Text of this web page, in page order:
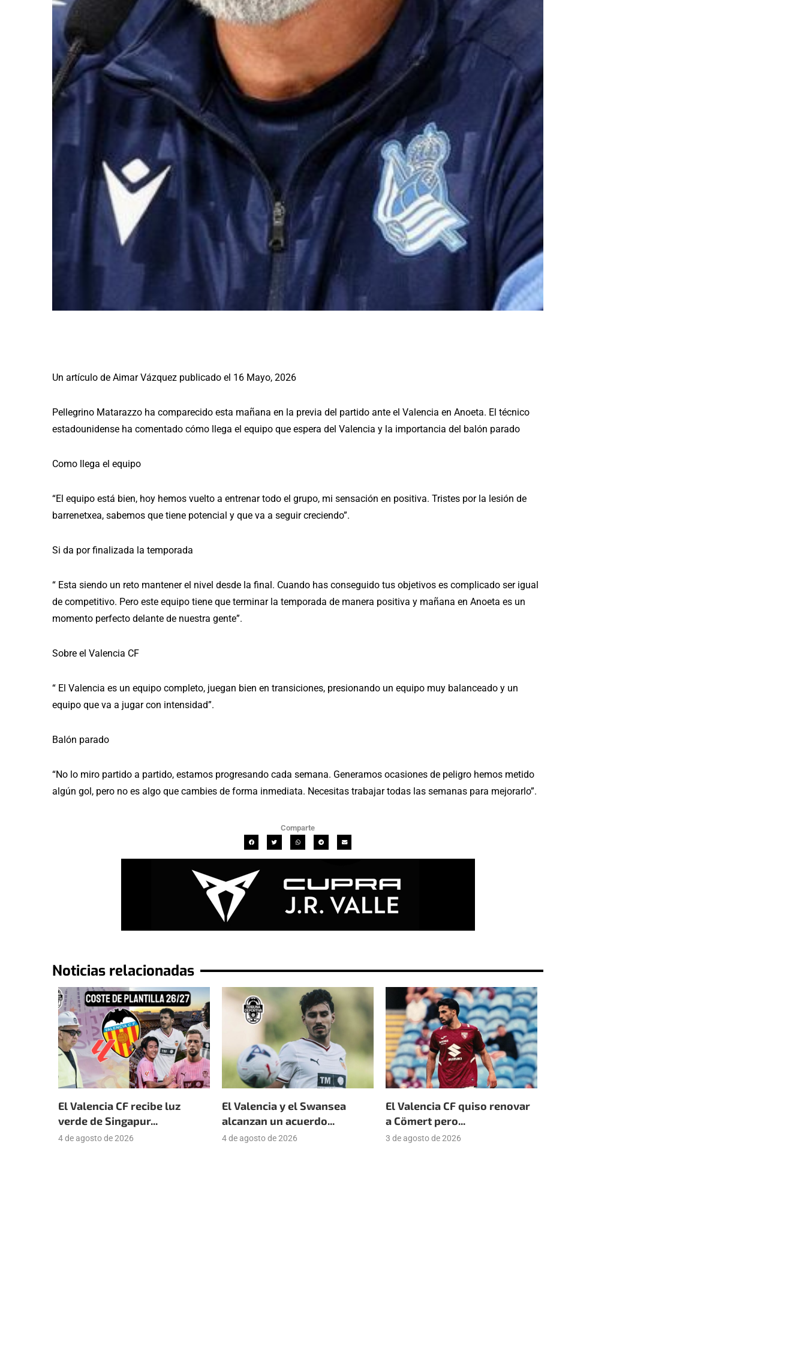
Un artículo de Aimar Vázquez publicado el 16 Mayo, 2026
Pellegrino Matarazzo ha comparecido esta mañana en la previa del partido ante el Valencia en Anoeta. El técnico
estadounidense ha comentado cómo llega el equipo que espera del Valencia y la importancia del balón parado
Como llega el equipo
“El equipo está bien, hoy hemos vuelto a entrenar todo el grupo, mi sensación en positiva. Tristes por la lesión de
barrenetxea, sabemos que tiene potencial y que va a seguir creciendo”.
Si da por finalizada la temporada
“ Esta siendo un reto mantener el nivel desde la final. Cuando has conseguido tus objetivos es complicado ser igual
de competitivo. Pero este equipo tiene que terminar la temporada de manera positiva y mañana en Anoeta es un
momento perfecto delante de nuestra gente”.
Sobre el Valencia CF
“ El Valencia es un equipo completo, juegan bien en transiciones, presionando un equipo muy balanceado y un
equipo que va a jugar con intensidad”.
Balón parado
“No lo miro partido a partido, estamos progresando cada semana. Generamos ocasiones de peligro hemos metido
algún gol, pero no es algo que cambies de forma inmediata. Necesitas trabajar todas las semanas para mejorarlo”.
Comparte
Noticias relacionadas
El Valencia CF recibe luz
verde de Singapur...
4 de agosto de 2026
El Valencia y el Swansea
alcanzan un acuerdo...
4 de agosto de 2026
El Valencia CF quiso renovar
a Cömert pero...
3 de agosto de 2026